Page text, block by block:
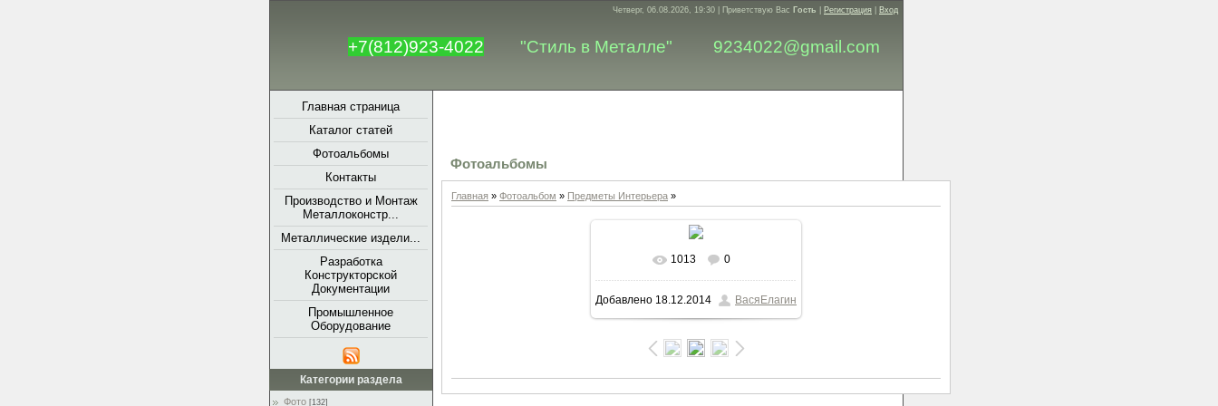
Четверг, 06.08.2026, 19:30 | Приветствую Вас Гость Регистрация Вход
9234022@gmail.com
"Стиль в Металле"
+7(812)923-4022
Главная страница
Каталог статей
Фотоальбомы
Контакты
Производство и Монтаж
Металлоконстр...
Металлические издели...
Разработка
Конструкторской
Документации
Промышленное
Оборудование
Категории раздела
Фото [132]
Фотоальбомы
Главная » Фотоальбом » Предметы Интерьера »
В реальном размере
/ 166.5Kb
1013 0
Добавлено 18.12.2014 ВасяЕлагин